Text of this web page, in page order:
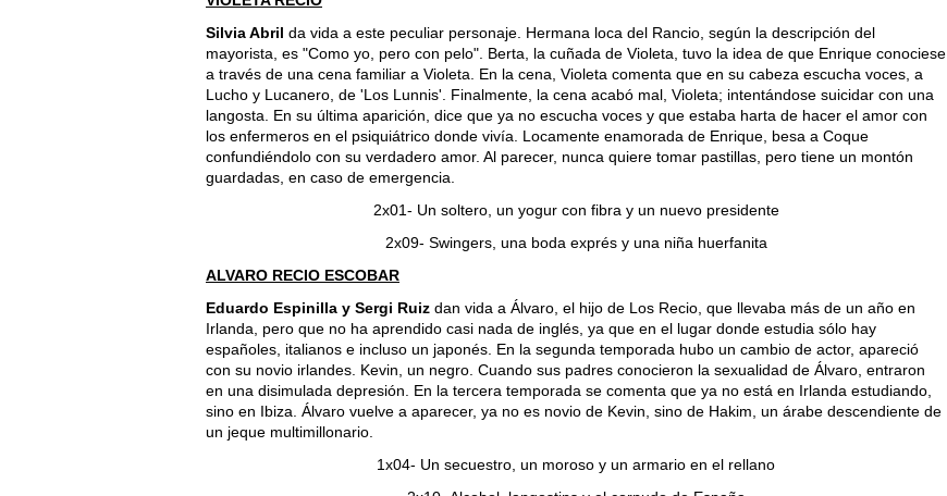
Silvia Abril da vida a este peculiar personaje. Hermana loca del Rancio, según la descripción del
mayorista, es "Como yo, pero con pelo". Berta, la cuñada de Violeta, tuvo la idea de que Enrique conociese
a través de una cena familiar a Violeta. En la cena, Violeta comenta que en su cabeza escucha voces, a
Lucho y Lucanero, de 'Los Lunnis'. Finalmente, la cena acabó mal, Violeta; intentándose suicidar con una
langosta. En su última aparición, dice que ya no escucha voces y que estaba harta de hacer el amor con
los enfermeros en el psiquiátrico donde vivía. Locamente enamorada de Enrique, besa a Coque
confundiéndolo con su verdadero amor. Al parecer, nunca quiere tomar pastillas, pero tiene un montón
guardadas, en caso de emergencia.
2x01- Un soltero, un yogur con fibra y un nuevo presidente
2x09- Swingers, una boda exprés y una niña huerfanita
ALVARO RECIO ESCOBAR
Eduardo Espinilla y Sergi Ruiz dan vida a Álvaro, el hijo de Los Recio, que llevaba más de un año en
Irlanda, pero que no ha aprendido casi nada de inglés, ya que en el lugar donde estudia sólo hay
españoles, italianos e incluso un japonés. En la segunda temporada hubo un cambio de actor, apareció
con su novio irlandes. Kevin, un negro. Cuando sus padres conocieron la sexualidad de Álvaro, entraron
en una disimulada depresión. En la tercera temporada se comenta que ya no está en Irlanda estudiando,
sino en Ibiza. Álvaro vuelve a aparecer, ya no es novio de Kevin, sino de Hakim, un árabe descendiente de
un jeque multimillonario.
1x04- Un secuestro, un moroso y un armario en el rellano